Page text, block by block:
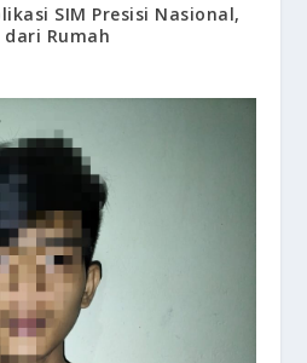
SIM Presisi Nasional,
dari Rumah